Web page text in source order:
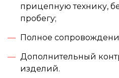
прицепную технику,
пробегу;
Полное
Дополнительный
изделий.